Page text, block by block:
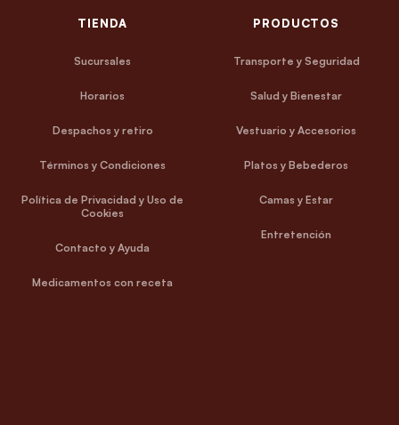
TIENDA
Sucursales
Horarios
Despachos y retiro
Términos y Condiciones
Política de Privacidad y Uso de
Cookies
Contacto y Ayuda
Medicamentos con receta
PRODUCTOS
Transporte y Seguridad
Salud y Bienestar
Vestuario y Accesorios
Platos y Bebederos
Camas y Estar
Entretención